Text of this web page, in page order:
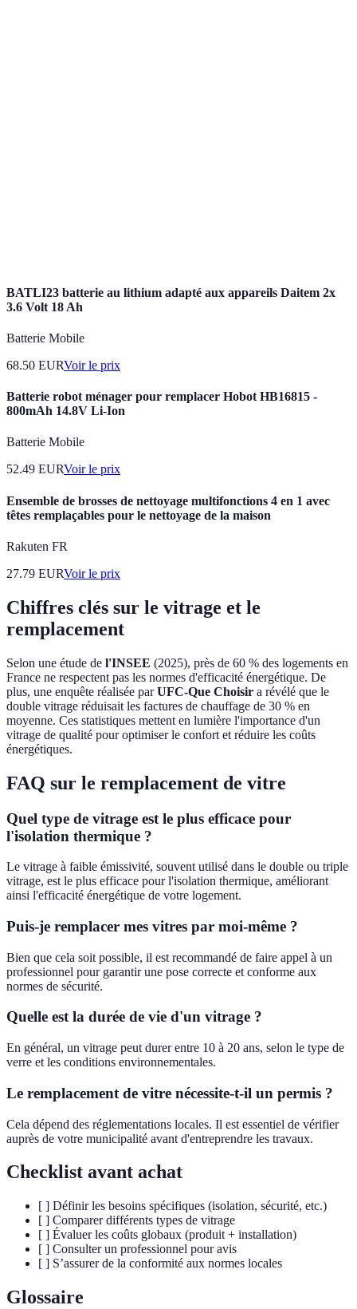
BATLI23 batterie au lithium adapté aux appareils Daitem 2x
3.6 Volt 18 Ah
Batterie Mobile
68.50 EURVoir le prix
Batterie robot ménager pour remplacer Hobot HB16815 -
800mAh 14.8V Li-Ion
Batterie Mobile
52.49 EURVoir le prix
Ensemble de brosses de nettoyage multifonctions 4 en 1 avec
têtes remplaçables pour le nettoyage de la maison
Rakuten FR
27.79 EURVoir le prix
Chiffres clés sur le vitrage et le
remplacement
Selon une étude de l'INSEE (2025), près de 60 % des logements en
France ne respectent pas les normes d'efficacité énergétique. De
plus, une enquête réalisée parUFC-Que Choisir a révélé que le
double vitrage réduisait les factures de chauffage de 30 % en
moyenne. Ces statistiques mettent en lumière l'importance d'un
vitrage de qualité pour optimiser le confort et réduire les coûts
énergétiques.
FAQ sur le remplacement de vitre
Quel type de vitrage est le plus efficace pour
l'isolation thermique ?
Le vitrage à faible émissivité, souvent utilisé dans le double ou triple
vitrage, est le plus efficace pour l'isolation thermique, améliorant
ainsi l'efficacité énergétique de votre logement.
Puis-je remplacer mes vitres par moi-même ?
Bien que cela soit possible, il est recommandé de faire appel à un
professionnel pour garantir une pose correcte et conforme aux
normes de sécurité.
Quelle est la durée de vie d'un vitrage ?
En général, un vitrage peut durer entre 10 à 20 ans, selon le type de
verre et les conditions environnementales.
Le remplacement de vitre nécessite-t-il un permis ?
Cela dépend des réglementations locales. Il est essentiel de vérifier
auprès de votre municipalité avant d'entreprendre les travaux.
Checklist avant achat
[ ] Définir les besoins spécifiques (isolation, sécurité, etc.)
[ ] Comparer différents types de vitrage
[ ] Évaluer les coûts globaux (produit + installation)
[ ] Consulter un professionnel pour avis
[ ] S’assurer de la conformité aux normes locales
Glossaire